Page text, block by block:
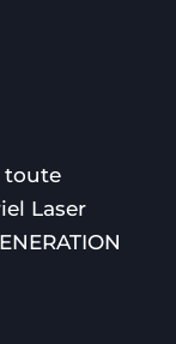
toute
Laser